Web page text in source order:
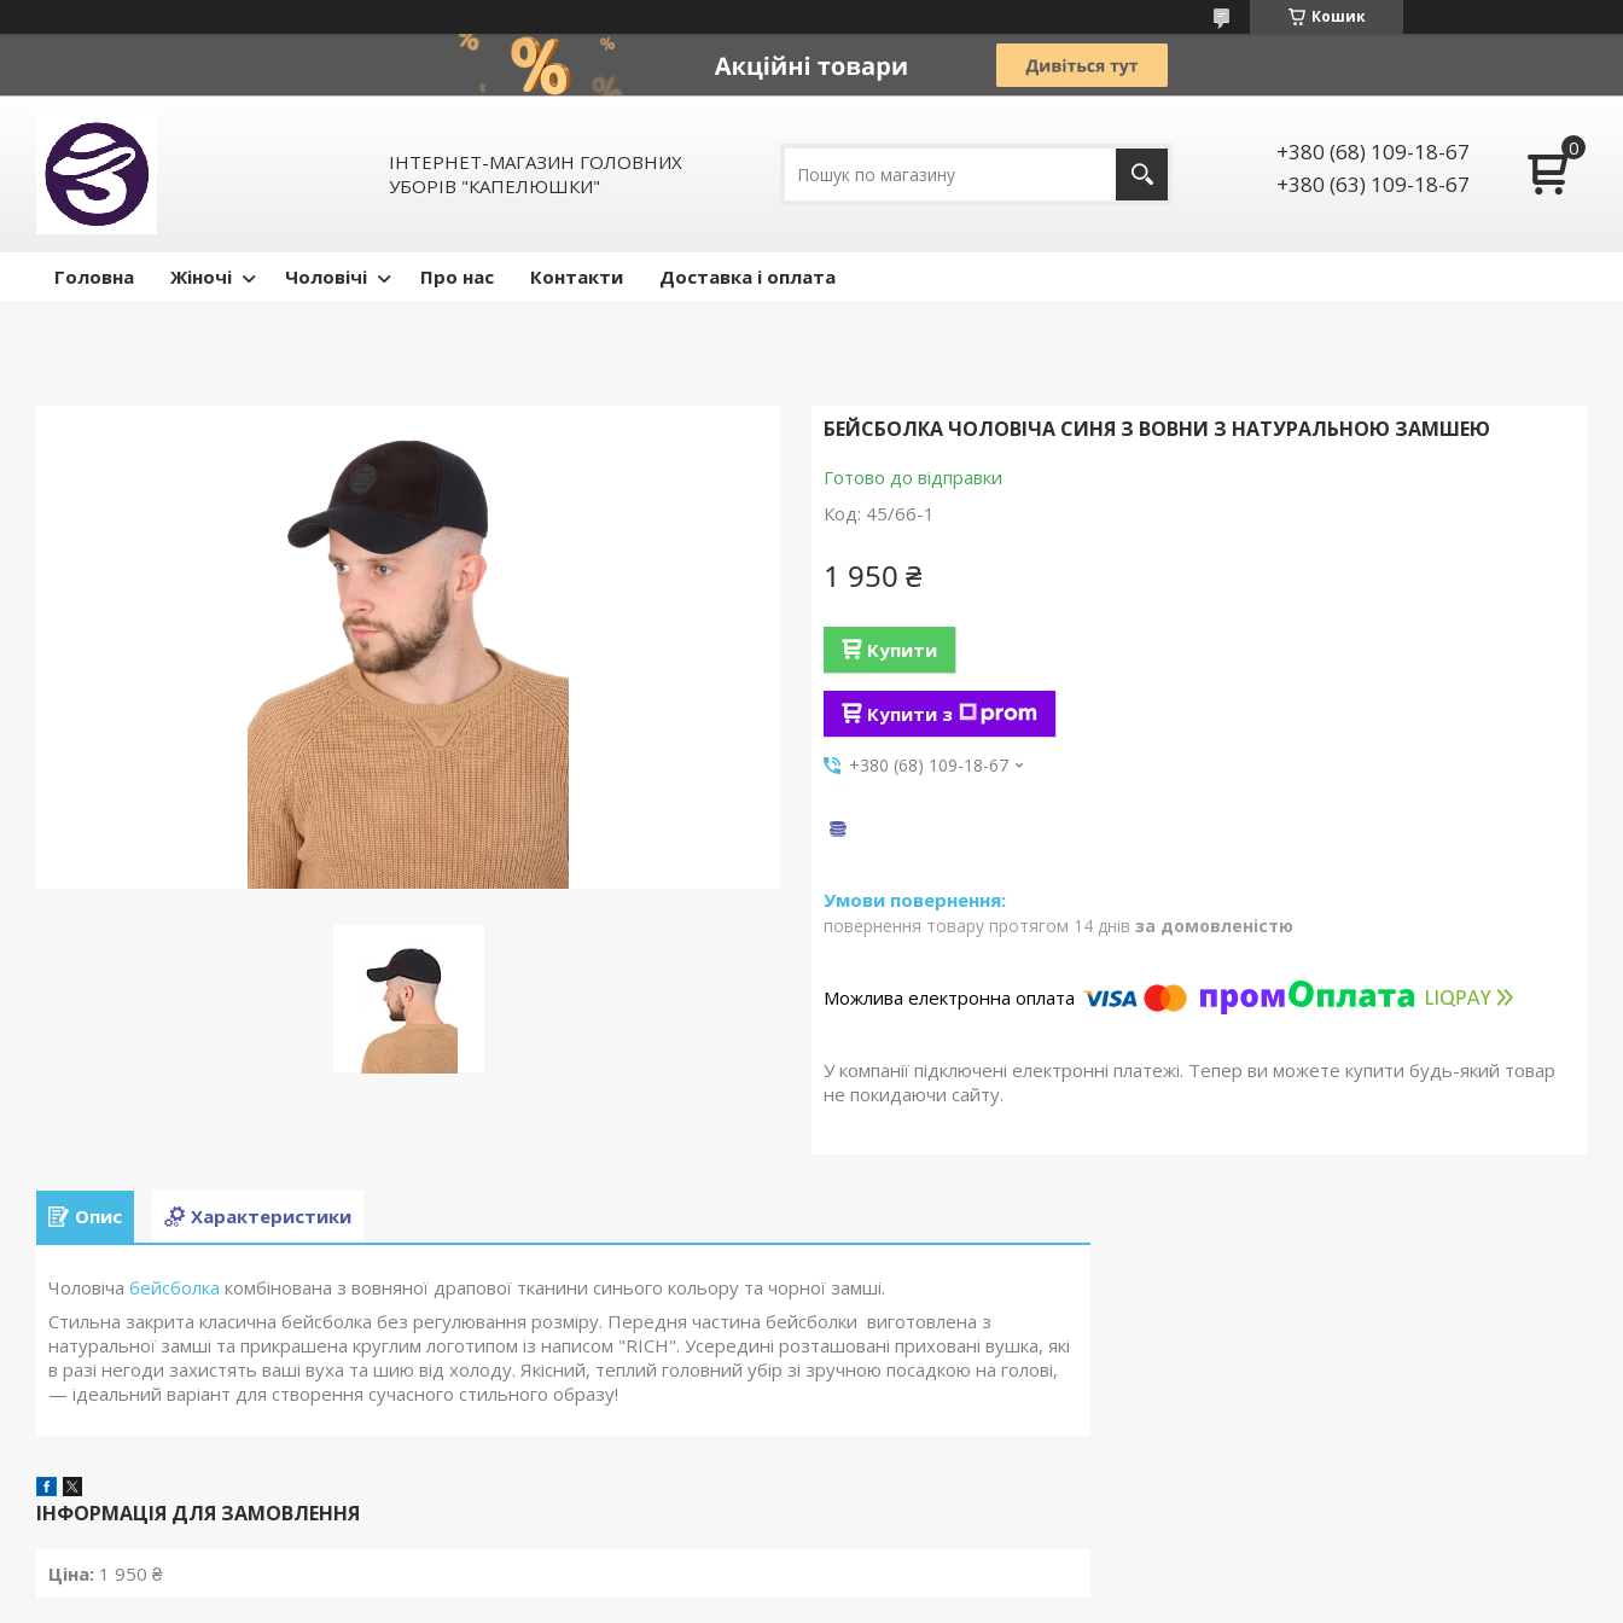
Кошик
ІНТЕРНЕТ-МАГАЗИН ГОЛОВНИХ
УБОРІВ "КАПЕЛЮШКИ"
+380 (68) 109-18-67
+380 (63) 109-18-67
Головна Жіночі Чоловічі Про нас Контакти Доставка і оплата
БЕЙСБОЛКА ЧОЛОВІЧА СИНЯ З ВОВНИ З НАТУРАЛЬНОЮ ЗАМШЕЮ
Готово до відправки
Код: 45/66-1
1 950 ₴
Купити
Купити з
+380 (68) 109-18-67
повернення товару протягом 14 днів за домовленістю
У компанії підключені електронні платежі. Тепер ви можете купити будь-який товар
не покидаючи сайту.
Опис Характеристики
Чоловіча бейсболка комбінована з вовняної драпової тканини синього кольору та чорної замші.
Стильна закрита класична бейсболка без регулювання розміру. Передня частина бейсболки виготовлена з
натуральної замші та прикрашена круглим логотипом із написом "RICH". Усередині розташовані приховані вушка, які
в разі негоди захистять ваші вуха та шию від холоду. Якісний, теплий головний убір зі зручною посадкою на голові,
— ідеальний варіант для створення сучасного стильного образу!
ІНФОРМАЦІЯ ДЛЯ ЗАМОВЛЕННЯ
Ціна: 1 950 ₴